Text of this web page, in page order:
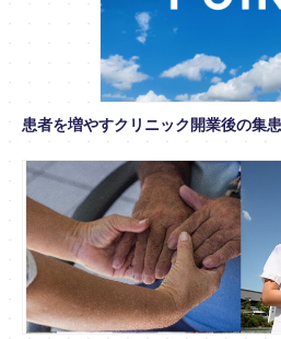
患者を増やすクリニック開業後の集